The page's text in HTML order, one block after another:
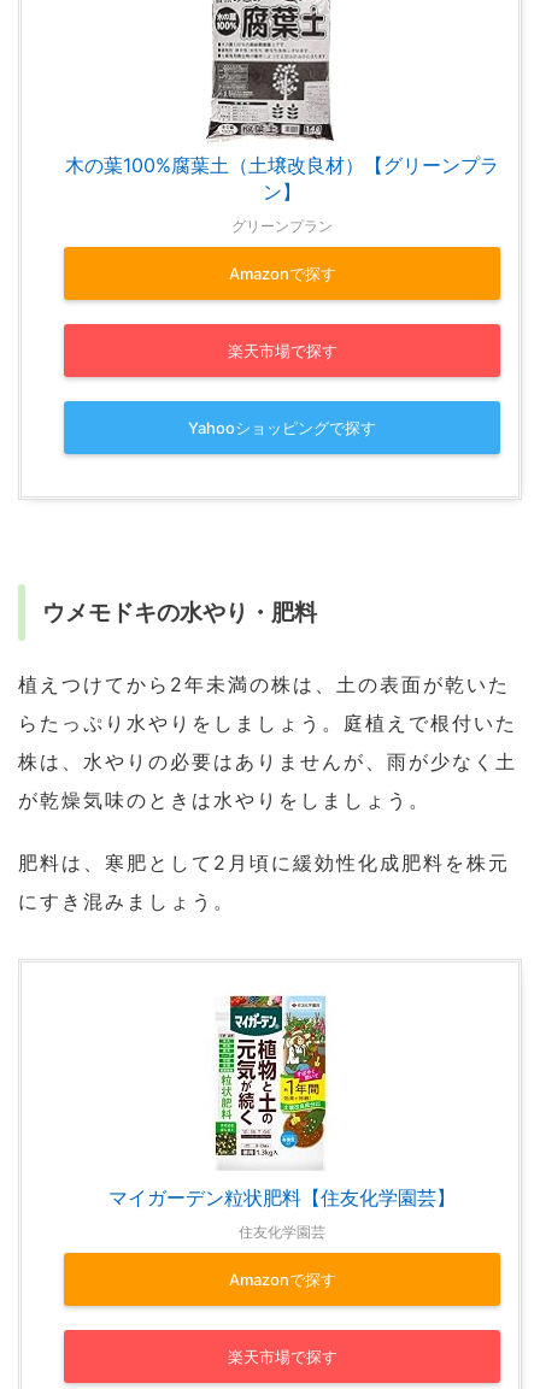
木の葉100%腐葉土（土壌改良材）【グリーンプラ
ン】
グリーンプラン
Amazonで探す
楽天市場で探す
Yahooショッピングで探す
ウメモドキの水やり・肥料
植えつけてから2年未満の株は、土の表面が乾いた
らたっぷり水やりをしましょう。庭植えで根付いた
株は、水やりの必要はありませんが、雨が少なく土
が乾燥気味のときは水やりをしましょう。
肥料は、寒肥として2月頃に緩効性化成肥料を株元
にすき混みましょう。
マイガーデン粒状肥料【住友化学園芸】
住友化学園芸
Amazonで探す
楽天市場で探す